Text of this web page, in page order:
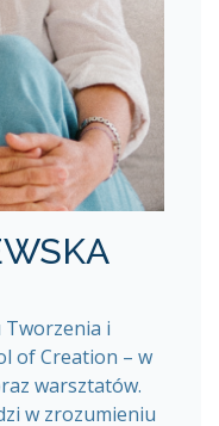
Tworzenia i
of Creation – w
warsztatów.
w zrozumieniu